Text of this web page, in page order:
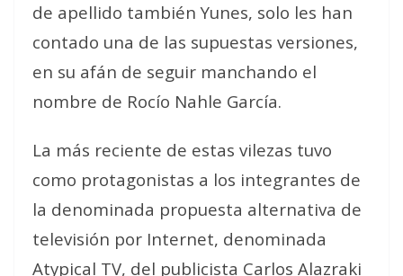
de apellido también Yunes, solo les han
contado una de las supuestas versiones,
en su afán de seguir manchando el
nombre de Rocío Nahle García.
La más reciente de estas vilezas tuvo
como protagonistas a los integrantes de
la denominada propuesta alternativa de
televisión por Internet, denominada
Atypical TV, del publicista Carlos Alazraki